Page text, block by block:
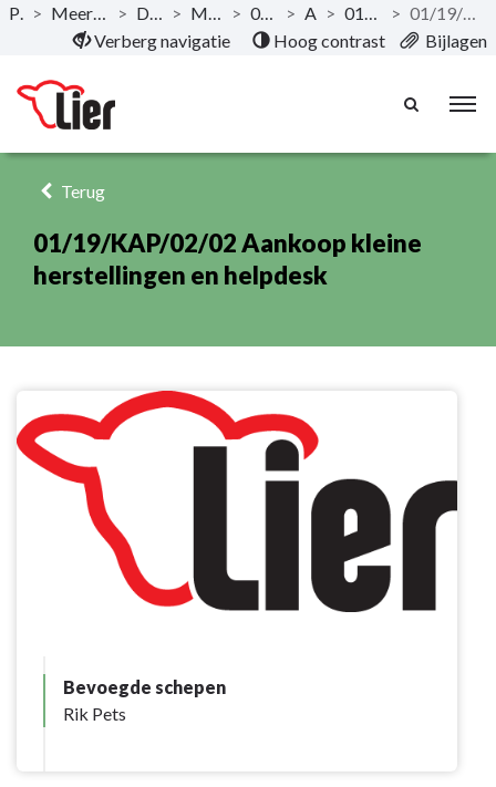
Naar hoofdinhoud
Publicaties > Meerjarenplan 2020-2025 - December 2019 > Documentatie AMJP > Meerjarenplan Overzicht > 01/19 Strategie & IT > Actieplan> 01/19/KAP/02 Strategie & IT >
01/19/KAP/02/02 Aankoop kleine herstellingen en helpdesk
Verberg navigatie
Hoog contrast Bijlagen
Terug
01/19/KAP/02/02 Aankoop kleine
herstellingen en helpdesk
Bevoegde schepen
Rik Pets